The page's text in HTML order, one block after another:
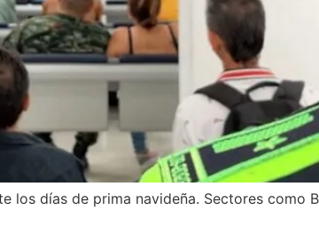
los días de prima navideña. Sectores como